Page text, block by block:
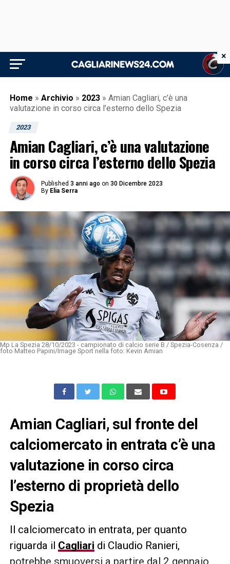
Home » Archivio » 2023 » Amian Cagliari, c’è una
valutazione in corso circa l’esterno dello Spezia
2023
Amian Cagliari, c’è una valutazione
in corso circa l’esterno dello Spezia
Published 3 anni ago on 30 Dicembre 2023
By Elia Serra
Mp La Spezia 28/10/2023 - campionato di calcio serie B / Spezia-Cosenza /
foto Matteo Papini/Image Sport nella foto: Kevin Amian
Amian Cagliari, sul fronte del
calciomercato in entrata c’è una
valutazione in corso circa
l’esterno di proprietà dello
Spezia
Il calciomercato in entrata, per quanto
riguarda il Cagliari di Claudio Ranieri,
potrebbe smuoversi a partire dal 2 gennaio
×